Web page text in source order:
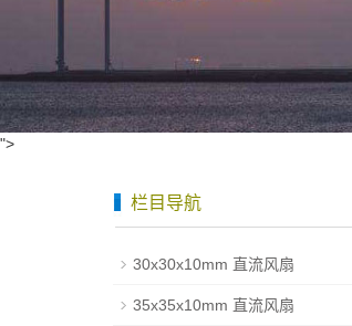
">
栏目导航
30x30x10mm 直流风扇
35x35x10mm 直流风扇